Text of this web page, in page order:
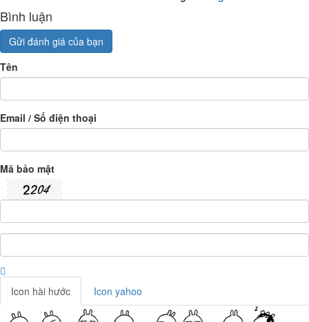
Bình luận
Gửi đánh giá của bạn
Tên
Email / Số điện thoại
Mã bảo mật
Icon hài hước Icon yahoo